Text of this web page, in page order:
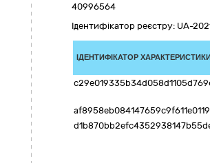
40996564
Ідентифікатор реєстру: UA-
ІДЕНТИФІКАТОР